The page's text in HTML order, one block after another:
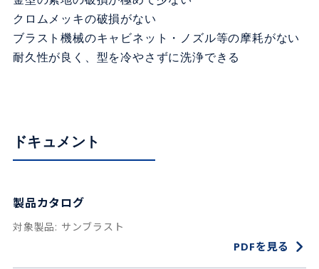
クロムメッキの破損がない
ブラスト機械のキャビネット・ノズル等の摩耗がない
耐久性が良く、型を冷やさずに洗浄できる
ドキュメント
製品カタログ
サンブラスト
PDFを見る